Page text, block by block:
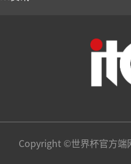
Copyright ©世界杯官方端